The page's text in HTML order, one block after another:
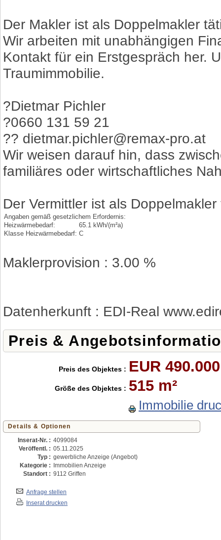
Der Makler ist als Doppelmakler
Wir arbeiten mit unabhängigen
Kontakt für ein Erstgespräch her.
Traumimmobilie.
?Dietmar Pichler
?0660 131 59 21
?? dietmar.pichler@remax-pro.at
Wir weisen darauf hin, dass
familiäres oder wirtschaftliches
Der Vermittler ist als Doppelmakler
Angaben gemäß gesetzlichem Erfordernis:
Heizwärmebedarf:
65.1 kWh/(m²a)
Klasse Heizwärmebedarf: C
Maklerprovision : 3.00 %
Datenherkunft : EDI-Real
Preis &
Preis des Objektes : EUR
Größe des Objektes : 515 m²
Immobilie
Details & Optionen
Inserat-Nr. : 4099084
Veröffentl. : 05.11.2025
Typ : gewerbliche Anzeige (Angebot)
Kategorie : Immobilien Anzeige
Standort : 9112 Griffen
Anfrage stellen
Inserat drucken